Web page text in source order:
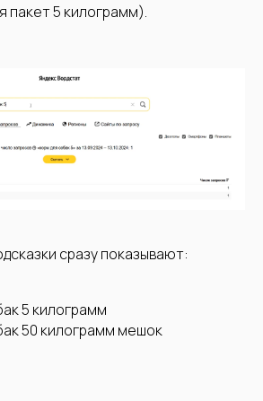
пакет 5 килограмм).
сразу показывают:
5 килограмм
50 килограмм мешок